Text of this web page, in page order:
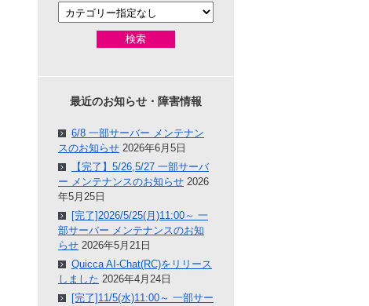
検索
最近のお知らせ・障害情報
6/8 一部サーバー メンテナン
スのお知らせ 2026年6月5日
【完了】5/26,5/27 一部サーバ
ー メンテナンスのお知らせ 2026
年5月25日
[完了]2026/5/25(月)11:00～ 一
部サーバー メンテナンスのお知
らせ 2026年5月21日
Quicca AI-Chat(RC)をリリース
しました 2026年4月24日
[完了]11/5(水)11:00～ 一部サー